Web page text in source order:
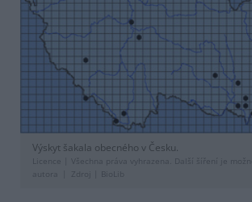
Výskyt šakala obecného v Česku.
Licence |
Všechna práva vyhrazena. Další šíření je
autora
Zdroj | BioLib